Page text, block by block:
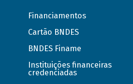
Financiamentos
Cartão BNDES
BNDES Finame
Instituições financeiras
credenciadas